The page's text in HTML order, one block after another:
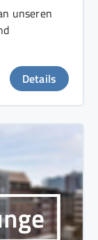
unseren
Details